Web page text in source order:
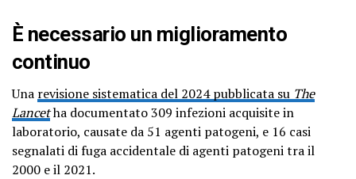
È necessario un miglioramento
continuo
Una revisione sistematica del 2024 pubblicata su The
Lancetha documentato 309 infezioni acquisite in
laboratorio, causate da 51 agenti patogeni, e 16 casi
segnalati di fuga accidentale di agenti patogeni tra il
2000 e il 2021.